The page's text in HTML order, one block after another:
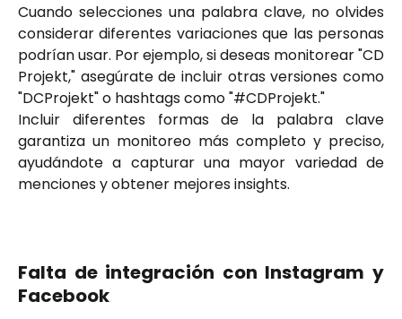
Cuando selecciones una palabra clave, no olvides
considerar diferentes variaciones que las personas
podrían usar. Por ejemplo, si deseas monitorear "CD
Projekt," asegúrate de incluir otras versiones como
"DCProjekt" o hashtags como "#CDProjekt."
Incluir diferentes formas de la palabra clave
garantiza un monitoreo más completo y preciso,
ayudándote a capturar una mayor variedad de
menciones y obtener mejores insights.
Falta de integración con Instagram y
Facebook